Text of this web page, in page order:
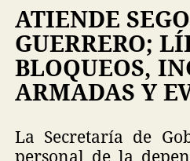
ATIENDE
GUERRERO;
BLOQUEOS,
ARMADAS Y
La Secretaría de
personal de la